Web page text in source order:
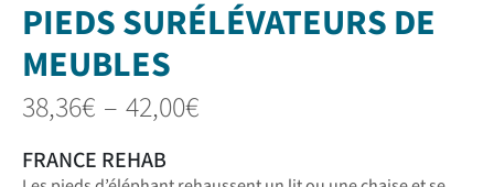
PIEDS SURÉLÉVATEURS DE
MEUBLES
38,36€ – 42,00€
FRANCE REHAB